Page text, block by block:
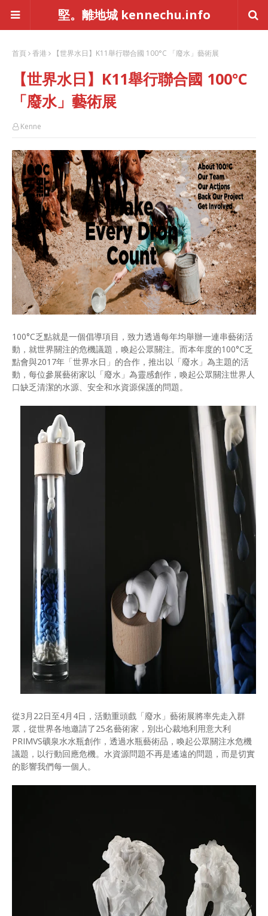
堅。離地城 kennechu.info
首頁 香港 【世界水日】K11舉行聯合國 100°C 「廢水」藝術展
【世界水日】K11舉行聯合國 100°C
「廢水」藝術展
Kenne
100°C乏點就是一個倡導項目，致力透過每年均舉辦一連串藝術活
動，就世界關注的危機議題，喚起公眾關注。而本年度的100°C乏
點會與2017年「世界水日」的合作，推出以「廢水」為主題的活
動，每位參展藝術家以「廢水」為靈感創作，喚起公眾關注世界人
口缺乏清潔的水源、安全和水資源保護的問題。
從3月22日至4月4日，活動重頭戲「廢水」藝術展將率先走入群
眾，從世界各地邀請了25名藝術家，別出心裁地利用意大利
PRIMVS礦泉水水瓶創作，透過水瓶藝術品，喚起公眾關注水危機
議題，以⾏動回應危機。水資源問題不再是遙遠的問題，而是切實
的影響我們每一個人。